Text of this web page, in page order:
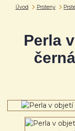
Úvod Prsteny
Perla